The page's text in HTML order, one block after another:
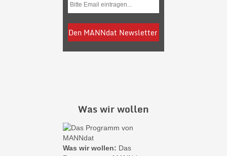
Was wir wollen
Was wir wollen: Das